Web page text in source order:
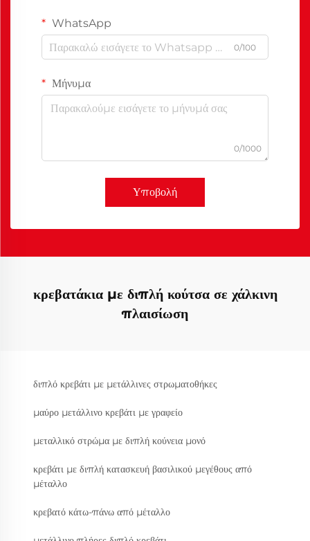
WhatsApp
0/100
Μήνυμα
0/1000
Υποβολή
κρεβατάκια με διπλή κούτσα σε χάλκινη
πλαισίωση
διπλό κρεβάτι με μετάλλινες στρωματοθήκες
μαύρο μετάλλινο κρεβάτι με γραφείο
μεταλλικό στρώμα με διπλή κούνεια μονό
κρεβάτι με διπλή κατασκευή βασιλικού μεγέθους από
μέταλλο
κρεβατό κάτω-πάνω από μέταλλο